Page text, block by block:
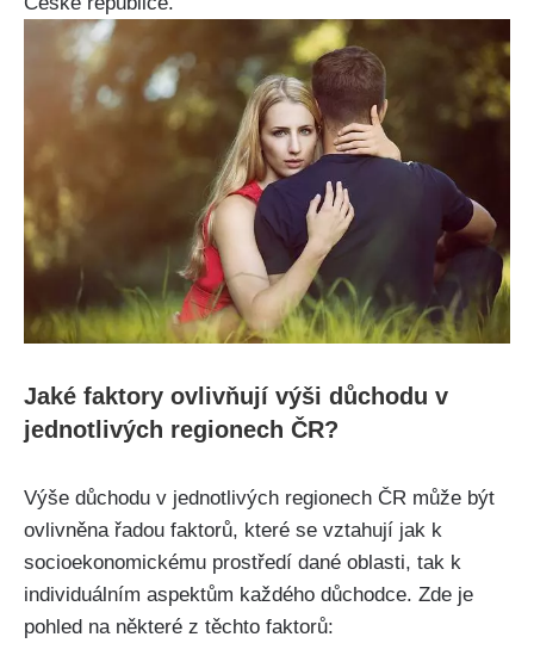
Jaké faktory ovlivňují výši důchodu v
jednotlivých regionech ČR?
Výše důchodu v jednotlivých regionech ČR může být
ovlivněna řadou faktorů, které se vztahují jak k
socioekonomickému prostředí dané oblasti, tak k
individuálním aspektům každého důchodce. Zde je
pohled na některé z těchto faktorů: